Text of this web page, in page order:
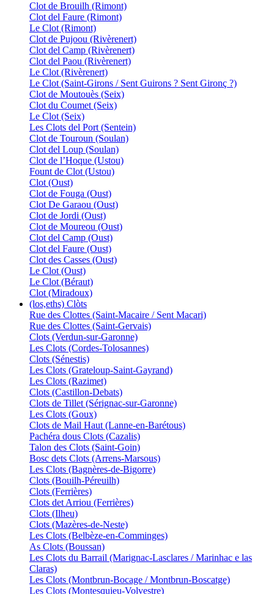
Clot de Brouilh (Rimont)
Clot del Faure (Rimont)
Le Clot (Rimont)
Clot de Pujoou (Rivèrenert)
Clot del Camp (Rivèrenert)
Clot del Paou (Rivèrenert)
Le Clot (Rivèrenert)
Le Clot (Saint-Girons / Sent Guirons ? Sent Gironç ?)
Clot de Moutouès (Seix)
Clot du Coumet (Seix)
Le Clot (Seix)
Les Clots del Port (Sentein)
Clot de Touroun (Soulan)
Clot del Loup (Soulan)
Clot de l’Hoque (Ustou)
Fount de Clot (Ustou)
Clot (Oust)
Clot de Fouga (Oust)
Clot De Garaou (Oust)
Clot de Jordi (Oust)
Clot de Moureou (Oust)
Clot del Camp (Oust)
Clot del Faure (Oust)
Clot des Casses (Oust)
Le Clot (Oust)
Le Clot (Béraut)
Clot (Miradoux)
(los,eths) Clòts
Rue des Clottes (Saint-Macaire / Sent Macari)
Rue des Clottes (Saint-Gervais)
Clots (Verdun-sur-Garonne)
Les Clots (Cordes-Tolosannes)
Clots (Sénestis)
Les Clots (Grateloup-Saint-Gayrand)
Les Clots (Razimet)
Clots (Castillon-Debats)
Clots de Tillet (Sérignac-sur-Garonne)
Les Clots (Goux)
Clots de Mail Haut (Lanne-en-Barétous)
Pachéra dous Clots (Cazalis)
Talon des Clots (Saint-Goin)
Bosc dets Clots (Arrens-Marsous)
Les Clots (Bagnères-de-Bigorre)
Clots (Bouilh-Péreuilh)
Clots (Ferrières)
Clots det Arriou (Ferrières)
Clots (Ilheu)
Clots (Mazères-de-Neste)
Les Clots (Belbèze-en-Comminges)
As Clots (Boussan)
Les Clots du Barrail (Marignac-Lasclares / Marinhac e las
Claras)
Les Clots (Montbrun-Bocage / Montbrun-Boscatge)
Les Clots (Montesquieu-Volvestre)